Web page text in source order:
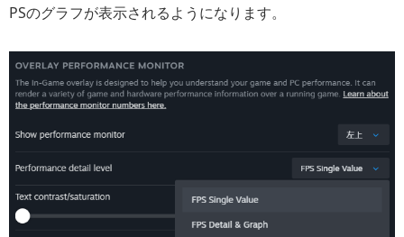
PSのグラフが表示されるようになります。